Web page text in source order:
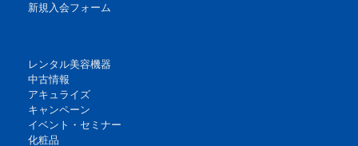
新規入会フォーム
レンタル美容機器
中古情報
アキュライズ
キャンペーン
イベント・セミナー
化粧品